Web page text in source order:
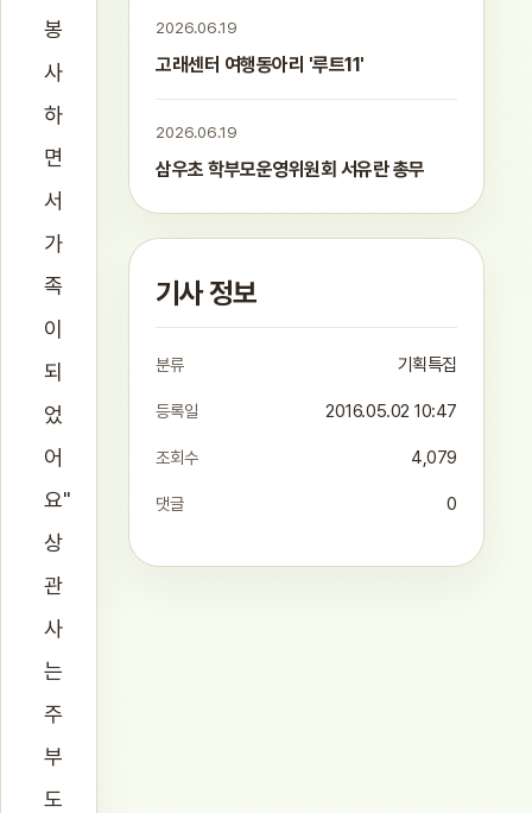
봉
사
하
면
서
가
족
이
되
었
어
요"
상
관
사
는
주
부
도
2026.06.19
고래센터 여행동아리 '루트11'
2026.06.19
삼우초 학부모운영위원회 서유란 총무
기사 정보
분류 기획특집
등록일 2016.05.02 10:47
조회수 4,079
댓글 0